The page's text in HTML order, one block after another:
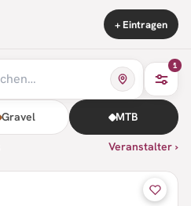
+ Eintragen
1
Gravel MTB
Veranstalter ›